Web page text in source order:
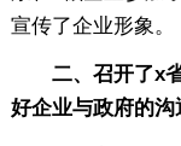
宣传了企业形象。
二、召开了x省
好企业与政府的